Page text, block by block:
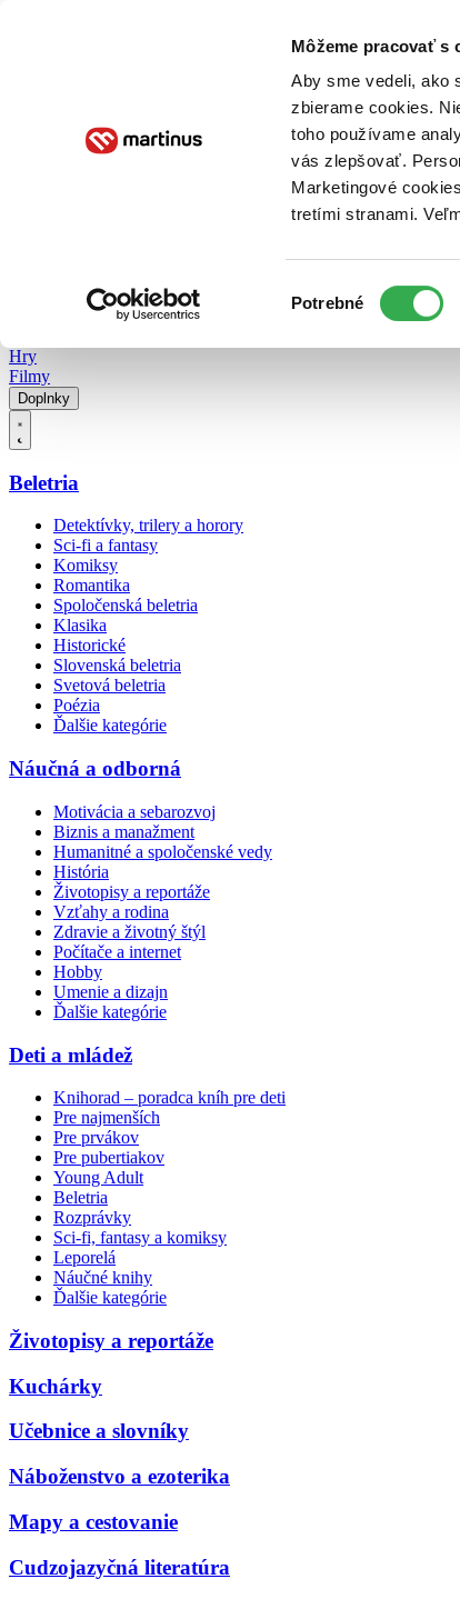
Môžeme pracovať s
Aby sme vedeli, ako
zbierame cookies.
toho používame
vás zlepšovať.
Marketingové
tretími stranami.
súhlasu
Potrebné
Poukážky
Hry
Filmy
Doplnky
Beletria
Detektívky, trilery a horory
Sci-fi a fantasy
Komiksy
Romantika
Spoločenská beletria
Klasika
Historické
Slovenská beletria
Svetová beletria
Poézia
Ďalšie kategórie
Náučná a odborná
Motivácia a sebarozvoj
Biznis a manažment
Humanitné a spoločenské vedy
História
Životopisy a reportáže
Vzťahy a rodina
Zdravie a životný štýl
Počítače a internet
Hobby
Umenie a dizajn
Ďalšie kategórie
Deti a mládež
Knihorad – poradca kníh pre deti
Pre najmenších
Pre prvákov
Pre pubertiakov
Young Adult
Beletria
Rozprávky
Sci-fi, fantasy a komiksy
Leporelá
Náučné knihy
Ďalšie kategórie
Životopisy a reportáže
Kuchárky
Učebnice a slovníky
Náboženstvo a ezoterika
Mapy a cestovanie
Cudzojazyčná literatúra